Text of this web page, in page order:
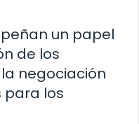
un papel
de los
negociación
para los